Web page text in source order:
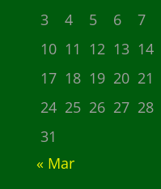
3
4 5 6 7
10 11 12 13 14
17 18 19 20 21
24 25 26 27 28
31
« Mar